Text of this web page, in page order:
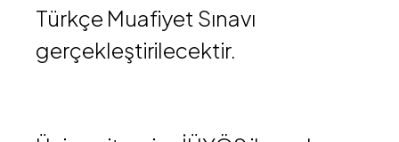
Türkçe Muafiyet Sınavı
gerçekleştirilecektir.